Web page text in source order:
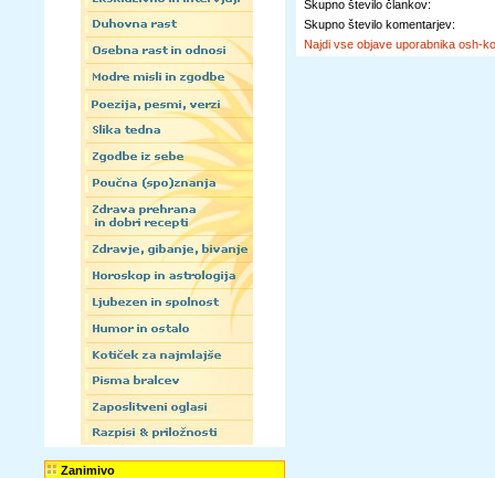
Zanimivo
Skupno število člankov:
Skupno število komentarjev:
Najdi vse objave uporabnika osh-